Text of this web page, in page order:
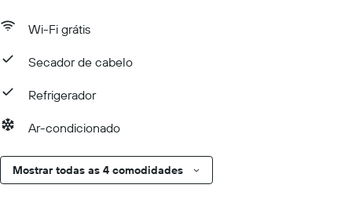
Wi-Fi grátis
Secador de cabelo
Refrigerador
Ar-condicionado
Mostrar todas as 4 comodidades